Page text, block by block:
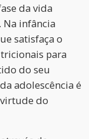
da vida
infância
satisfaça o
para
do seu
adolescência é
do